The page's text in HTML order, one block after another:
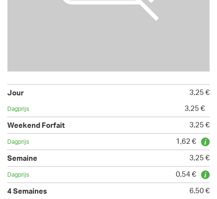
3,25 €
3,25 €
3,25 €
1,62 €
3,25 €
0,54 €
6,50 €